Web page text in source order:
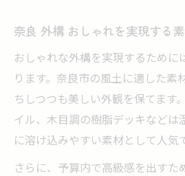
奈良 外構 おしゃれを実現する
おしゃれな外構を実現するために
ります。奈良市の風土に適した素
ちしつつも美しい外観を保てます
イル、木目調の樹脂デッキなどは
に溶け込みやすい素材として人気
さらに、予算内で高級感を出すた